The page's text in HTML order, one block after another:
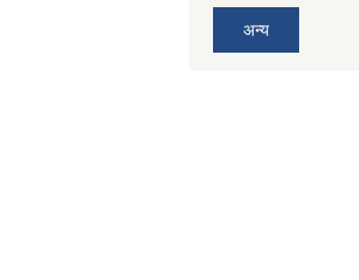
अन्य